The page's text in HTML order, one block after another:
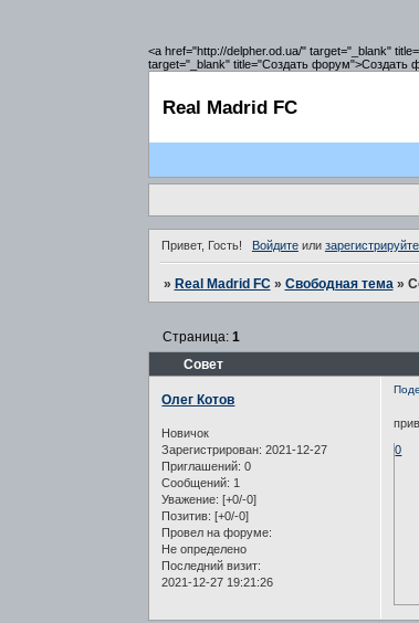
<a href="http://delpher.od.ua/" target="_blank"
target="_blank" title="Создать форум">Создать
Real Madrid FC
Привет, Гость! Войдитеили
» Real Madrid FC » Свободная тема »
Совет
Страница: 1
Олег Котов
Новичок
Зарегистрирован: 2021-12-27
Приглашений: 0
Сообщений: 1
Уважение: [+0/-0]
Позитив: [+0/-0]
Провел на форуме:
Не определено
Последний визит:
2021-12-27 19:21:26
0